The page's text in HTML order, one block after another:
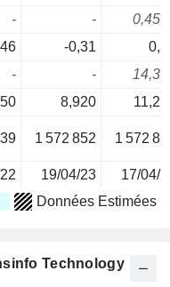
- -
0,45
-0,31
- -
14,3
8,920
1 572 852 1 572
19/04/23 17/04/
Données Estimées
Technology